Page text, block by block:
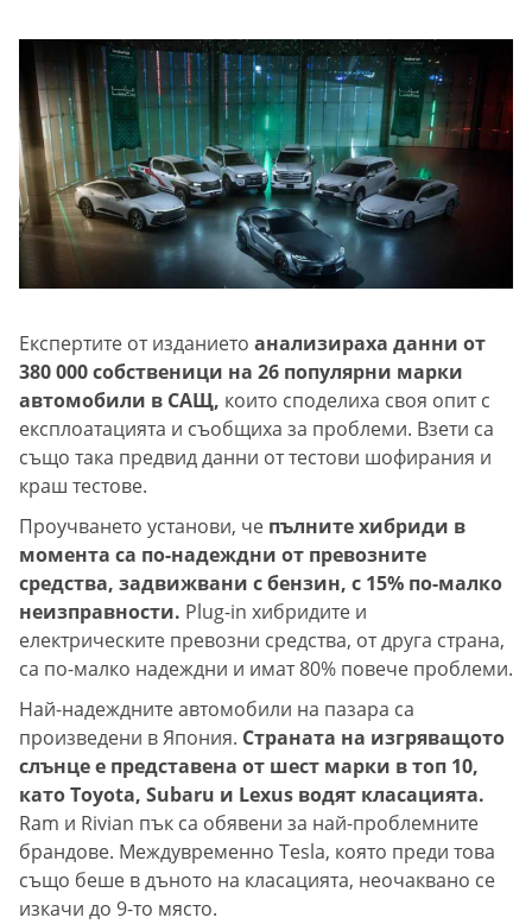
Експертите от изданието анализираха данни от
380 000 собственици на 26 популярни марки
автомобили в САЩ, които споделиха своя опит с
експлоатацията и съобщиха за проблеми. Взети са
също така предвид данни от тестови шофирания и
краш тестове.
Проучването установи, че пълните хибриди в
момента са по-надеждни от превозните
средства, задвижвани с бензин, с 15% по-малко
неизправности. Plug-in хибридите и
електрическите превозни средства, от друга страна,
са по-малко надеждни и имат 80% повече проблеми.
Най-надеждните автомобили на пазара са
произведени в Япония. Страната на изгряващото
слънце е представена от шест марки в топ 10,
като Toyota, Subaru и Lexus водят класацията.
Ram и Rivian пък са обявени за най-проблемните
брандове. Междувременно Tesla, която преди това
също беше в дъното на класацията, неочаквано се
изкачи до 9-то място.